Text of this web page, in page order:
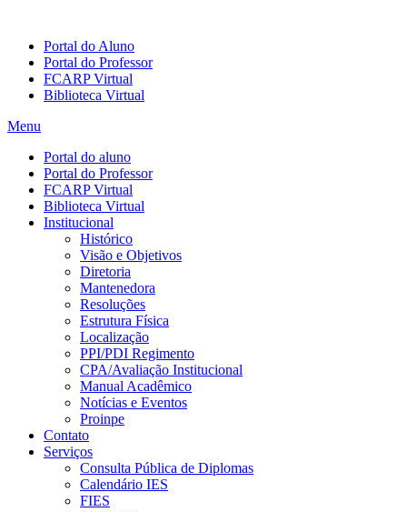
Portal do Aluno
Portal do Professor
FCARP Virtual
Biblioteca Virtual
Menu
Portal do aluno
Portal do Professor
FCARP Virtual
Biblioteca Virtual
Institucional
Histórico
Visão e Objetivos
Diretoria
Mantenedora
Resoluções
Estrutura Física
Localização
PPI/PDI Regimento
CPA/Avaliação Institucional
Manual Acadêmico
Notícias e Eventos
Proinpe
Contato
Serviços
Consulta Pública de Diplomas
Calendário IES
FIES